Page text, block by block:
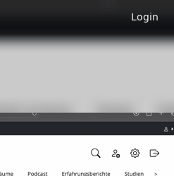
Login